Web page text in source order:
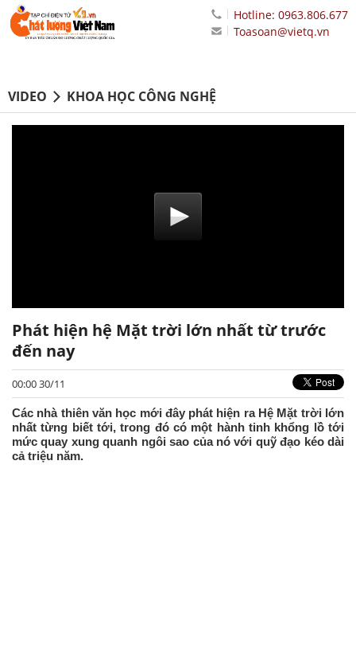
Hotline: 0963.806.677
Toasoan@vietq.vn
VIDEO KHOA HỌC CÔNG NGHỆ
Phát hiện hệ Mặt trời lớn nhất từ trước
đến nay
00:00 30/11
Các nhà thiên văn học mới đây phát hiện ra Hệ Mặt trời lớn
nhất từng biết tới, trong đó có một hành tinh khổng lồ tới
mức quay xung quanh ngôi sao của nó với quỹ đạo kéo dài
cả triệu năm.